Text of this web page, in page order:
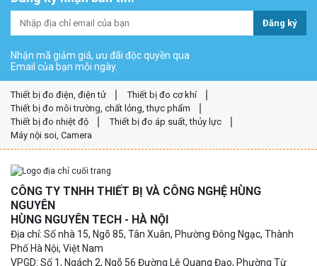
Đăng ký
Nhận mã giảm giá, ưu đãi độc quyền qua
Email của bạn mỗi ngày.
Thiết bị đo điện, điện tử
Thiết bị đo cơ khí
Thiết bị đo môi trường, chất lỏng, thực phẩm
Thiết bị đo nhiệt độ
Thiết bị đo áp suất, thủy lực
Máy nội soi, Camera
CÔNG TY TNHH THIẾT BỊ VÀ CÔNG NGHỆ HÙNG
NGUYÊN
HÙNG NGUYÊN TECH - HÀ NỘI
Địa chỉ: Số nhà 15, Ngõ 85, Tân Xuân, Phường Đông Ngạc, Thành
Phố Hà Nội, Việt Nam
VPGD: Số 1, Ngách 2, Ngõ 56 Đường Lê Quang Đạo, Phường Từ